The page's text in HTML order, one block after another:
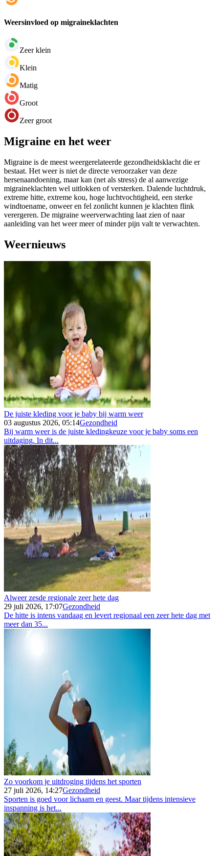
Weersinvloed op migraineklachten
Zeer klein
Klein
Matig
Groot
Zeer groot
Migraine en het weer
Migraine is de meest weergerelateerde gezondheidsklacht die er
bestaat. Het weer is niet de directe veroorzaker van deze
hersenaandoening, maar kan (net als stress) de al aanwezige
migraineklachten wel uitlokken of versterken. Dalende luchtdruk,
extreme hitte, extreme kou, hoge luchtvochtigheid, een sterke
windtoename, onweer en fel zonlicht kunnen je klachten flink
verergeren. De migraine weerverwachting laat zien of naar
aanleiding van het weer meer of minder pijn valt te verwachten.
Weernieuws
De juiste kleding voor je baby bij warm weer
03 augustus 2026, 05:14Gezondheid
Bij warm weer is de juiste kledingkeuze voor je baby soms een
uitdaging. In dit...
Alweer zesde regionale zeer hete dag
29 juli 2026, 17:07Gezondheid
De hitte is intens vandaag en levert regionaal een zeer hete dag met
meer dan 35...
Zo voorkom je uitdroging tijdens het sporten
27 juli 2026, 14:27Gezondheid
Sporten is goed voor lichaam en geest. Maar tijdens intensieve
inspanning is het...